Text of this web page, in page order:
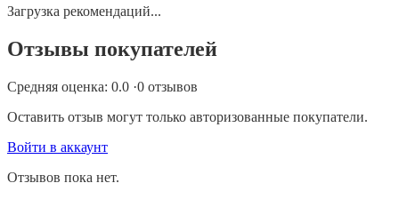
Загрузка рекомендаций...
Отзывы покупателей
Средняя оценка: 0.0 ·0 отзывов
Оставить отзыв могут только авторизованные покупатели.
Войти в аккаунт
Отзывов пока нет.